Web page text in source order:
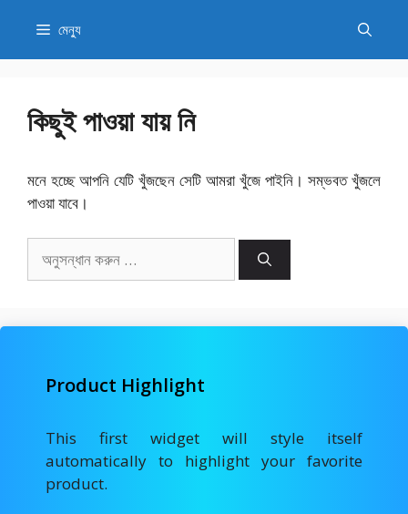
যান
মেন্যু
কিছুই পাওয়া যায় নি
মনে হচ্ছে আপনি যেটি খুঁজছেন সেটি আমরা খুঁজে পাইনি। সম্ভবত খুঁজলে
পাওয়া যাবে।
Product Highlight
This first widget will style itself
automatically to highlight your favorite
product.